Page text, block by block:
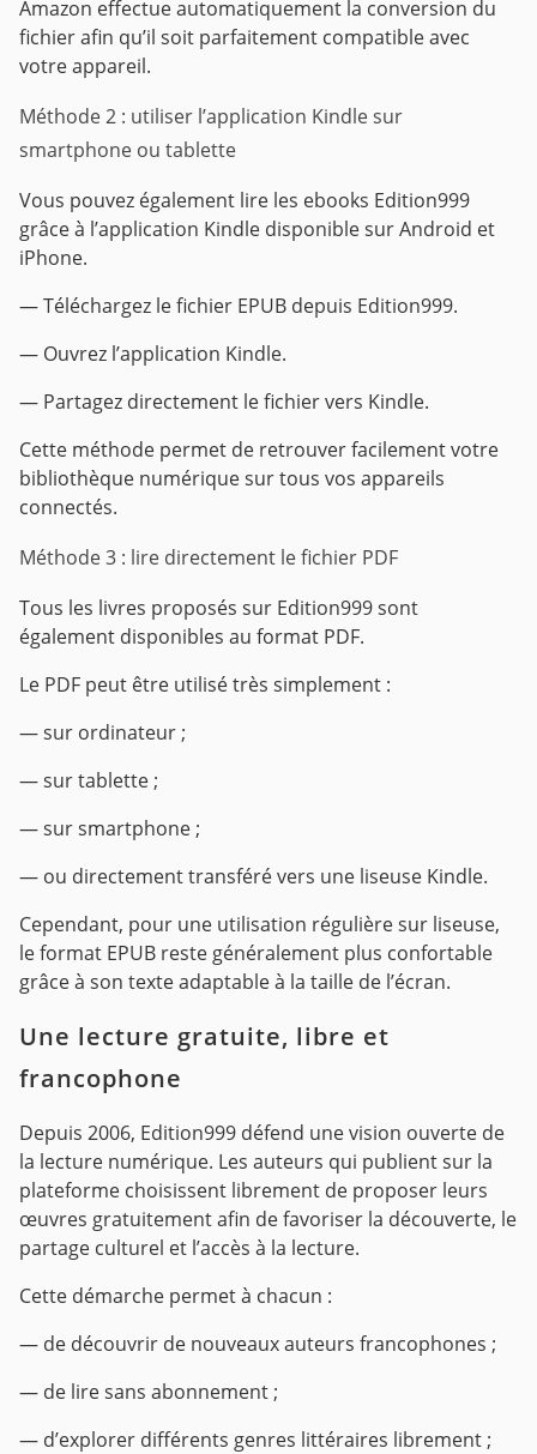
Amazon effectue automatiquement la conversion du
fichier afin qu’il soit parfaitement compatible avec
votre appareil.
Méthode 2 : utiliser l’application Kindle sur
smartphone ou tablette
Vous pouvez également lire les ebooks Edition999
grâce à l’application Kindle disponible sur Android et
iPhone.
— Téléchargez le fichier EPUB depuis Edition999.
— Ouvrez l’application Kindle.
— Partagez directement le fichier vers Kindle.
Cette méthode permet de retrouver facilement votre
bibliothèque numérique sur tous vos appareils
connectés.
Méthode 3 : lire directement le fichier PDF
Tous les livres proposés sur Edition999 sont
également disponibles au format PDF.
Le PDF peut être utilisé très simplement :
— sur ordinateur ;
— sur tablette ;
— sur smartphone ;
— ou directement transféré vers une liseuse Kindle.
Cependant, pour une utilisation régulière sur liseuse,
le format EPUB reste généralement plus confortable
grâce à son texte adaptable à la taille de l’écran.
Une lecture gratuite, libre et
francophone
Depuis 2006, Edition999 défend une vision ouverte de
la lecture numérique. Les auteurs qui publient sur la
plateforme choisissent librement de proposer leurs
œuvres gratuitement afin de favoriser la découverte, le
partage culturel et l’accès à la lecture.
Cette démarche permet à chacun :
— de découvrir de nouveaux auteurs francophones ;
— de lire sans abonnement ;
— d’explorer différents genres littéraires librement ;